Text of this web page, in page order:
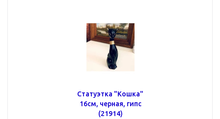
Статуэтка "Кошка"
16см, черная, гипс
(21914)